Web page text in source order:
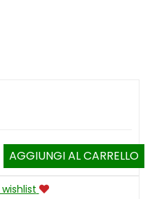
AGGIUNGI AL CARRELLO